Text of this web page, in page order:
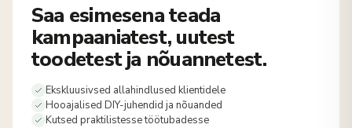
Saa esimesena teada
kampaaniatest, uutest
toodetest ja nõuannetest.
Ekskluusivsed allahindlused klientidele
Hooajalised DIY-juhendid ja nõuanded
Kutsed praktilistesse töötubadesse